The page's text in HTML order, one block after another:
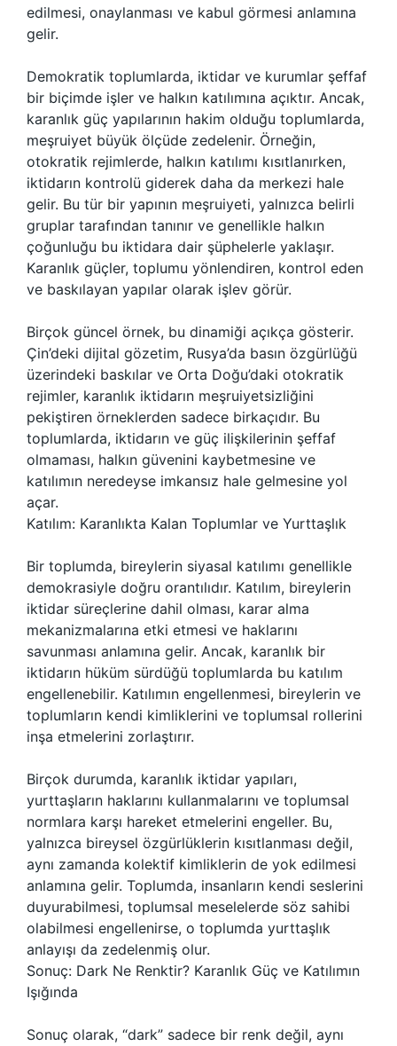
edilmesi, onaylanması ve kabul görmesi anlamına
gelir.
Demokratik toplumlarda, iktidar ve kurumlar şeffaf
bir biçimde işler ve halkın katılımına açıktır. Ancak,
karanlık güç yapılarının hakim olduğu toplumlarda,
meşruiyet büyük ölçüde zedelenir. Örneğin,
otokratik rejimlerde, halkın katılımı kısıtlanırken,
iktidarın kontrolü giderek daha da merkezi hale
gelir. Bu tür bir yapının meşruiyeti, yalnızca belirli
gruplar tarafından tanınır ve genellikle halkın
çoğunluğu bu iktidara dair şüphelerle yaklaşır.
Karanlık güçler, toplumu yönlendiren, kontrol eden
ve baskılayan yapılar olarak işlev görür.
Birçok güncel örnek, bu dinamiği açıkça gösterir.
Çin’deki dijital gözetim, Rusya’da basın özgürlüğü
üzerindeki baskılar ve Orta Doğu’daki otokratik
rejimler, karanlık iktidarın meşruiyetsizliğini
pekiştiren örneklerden sadece birkaçıdır. Bu
toplumlarda, iktidarın ve güç ilişkilerinin şeffaf
olmaması, halkın güvenini kaybetmesine ve
katılımın neredeyse imkansız hale gelmesine yol
açar.
Katılım: Karanlıkta Kalan Toplumlar ve Yurttaşlık
Bir toplumda, bireylerin siyasal katılımı genellikle
demokrasiyle doğru orantılıdır. Katılım, bireylerin
iktidar süreçlerine dahil olması, karar alma
mekanizmalarına etki etmesi ve haklarını
savunması anlamına gelir. Ancak, karanlık bir
iktidarın hüküm sürdüğü toplumlarda bu katılım
engellenebilir. Katılımın engellenmesi, bireylerin ve
toplumların kendi kimliklerini ve toplumsal rollerini
inşa etmelerini zorlaştırır.
Birçok durumda, karanlık iktidar yapıları,
yurttaşların haklarını kullanmalarını ve toplumsal
normlara karşı hareket etmelerini engeller. Bu,
yalnızca bireysel özgürlüklerin kısıtlanması değil,
aynı zamanda kolektif kimliklerin de yok edilmesi
anlamına gelir. Toplumda, insanların kendi seslerini
duyurabilmesi, toplumsal meselelerde söz sahibi
olabilmesi engellenirse, o toplumda yurttaşlık
anlayışı da zedelenmiş olur.
Sonuç: Dark Ne Renktir? Karanlık Güç ve Katılımın
Işığında
Sonuç olarak, “dark” sadece bir renk değil, aynı